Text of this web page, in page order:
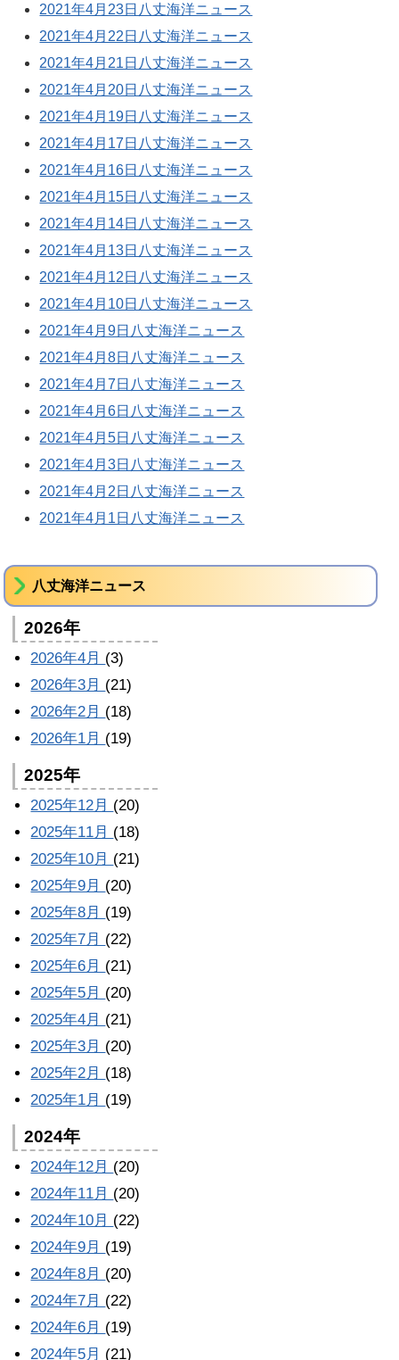
2021年4月23日八丈海洋ニュース
2021年4月22日八丈海洋ニュース
2021年4月21日八丈海洋ニュース
2021年4月20日八丈海洋ニュース
2021年4月19日八丈海洋ニュース
2021年4月17日八丈海洋ニュース
2021年4月16日八丈海洋ニュース
2021年4月15日八丈海洋ニュース
2021年4月14日八丈海洋ニュース
2021年4月13日八丈海洋ニュース
2021年4月12日八丈海洋ニュース
2021年4月10日八丈海洋ニュース
2021年4月9日八丈海洋ニュース
2021年4月8日八丈海洋ニュース
2021年4月7日八丈海洋ニュース
2021年4月6日八丈海洋ニュース
2021年4月5日八丈海洋ニュース
2021年4月3日八丈海洋ニュース
2021年4月2日八丈海洋ニュース
2021年4月1日八丈海洋ニュース
八丈海洋ニュース
2026年
2026年4月 (3)
2026年3月 (21)
2026年2月 (18)
2026年1月 (19)
2025年
2025年12月 (20)
2025年11月 (18)
2025年10月 (21)
2025年9月 (20)
2025年8月 (19)
2025年7月 (22)
2025年6月 (21)
2025年5月 (20)
2025年4月 (21)
2025年3月 (20)
2025年2月 (18)
2025年1月 (19)
2024年
2024年12月 (20)
2024年11月 (20)
2024年10月 (22)
2024年9月 (19)
2024年8月 (20)
2024年7月 (22)
2024年6月 (19)
2024年5月 (21)